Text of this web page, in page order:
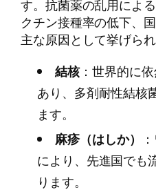
す。抗菌薬の乱用によ
クチン接種率の低下、
主な原因として挙げられ
結核：世界的に
あり、多剤耐性結核
ます。
麻疹（はしか）
により、先進国でも
ります。